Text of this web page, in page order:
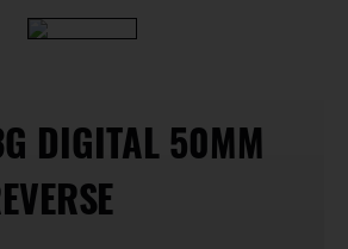
DIGITAL 50MM